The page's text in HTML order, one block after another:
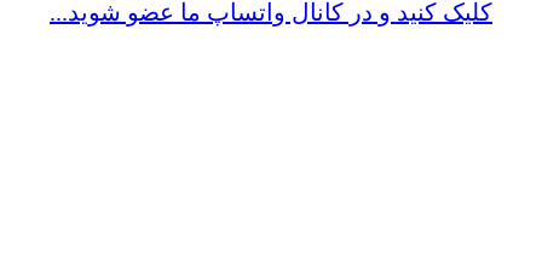
کلیک کنید و در کانال واتساپ ما عضو شوید...